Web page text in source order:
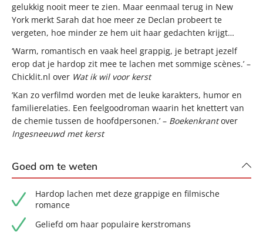
gelukkig nooit meer te zien. Maar eenmaal terug in New
York merkt Sarah dat hoe meer ze Declan probeert te
vergeten, hoe minder ze hem uit haar gedachten krijgt…
‘Warm, romantisch en vaak heel grappig, je betrapt jezelf
erop dat je hardop zit mee te lachen met sommige scènes.’ –
Chicklit.nl over Wat ik wil voor kerst
‘Kan zo verfilmd worden met de leuke karakters, humor en
familierelaties. Een feelgoodroman waarin het knettert van
de chemie tussen de hoofdpersonen.’ – Boekenkrantover
Ingesneeuwd met kerst
Goed om te weten
Hardop lachen met deze grappige en filmische
romance
Geliefd om haar populaire kerstromans